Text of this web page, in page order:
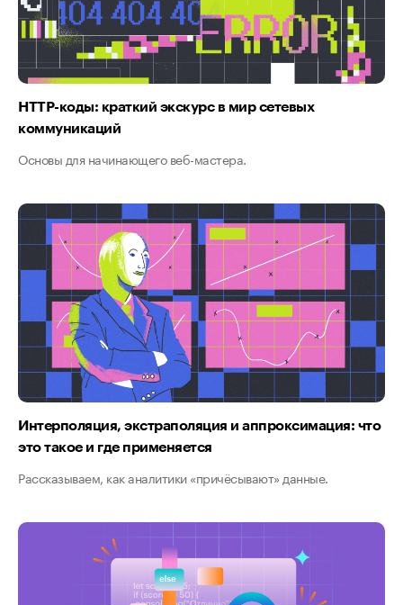
HTTP-коды: краткий экскурс в мир сетевых
коммуникаций
Основы для начинающего веб-мастера.
Интерполяция, экстраполяция и аппроксимация: что
это такое и где применяется
Рассказываем, как аналитики «причёсывают» данные.